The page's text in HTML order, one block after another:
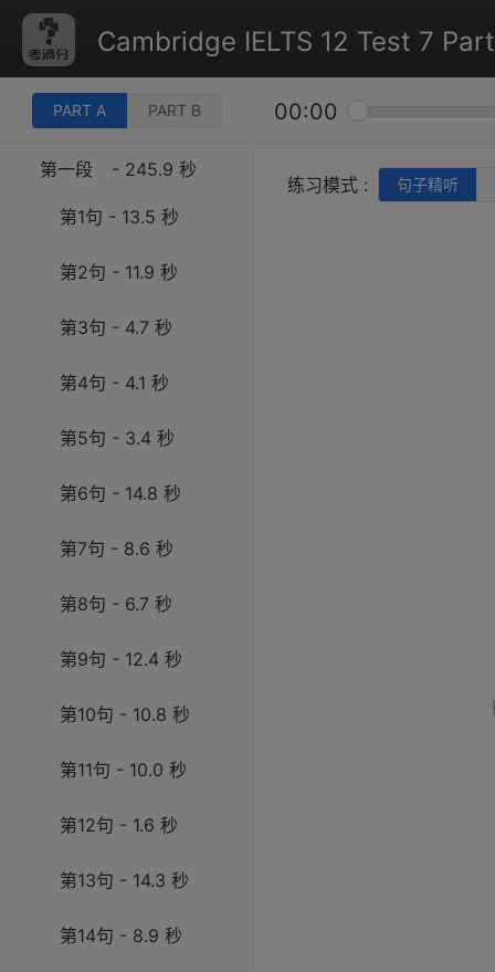
Cambridge IELTS 12 Test 7
PART A PART B 00:00
第一段 - 245.9 秒
第1句 - 13.5 秒
第2句 - 11.9 秒
第3句 - 4.7 秒
第4句 - 4.1 秒
第5句 - 3.4 秒
第6句 - 14.8 秒
第7句 - 8.6 秒
第8句 - 6.7 秒
第9句 - 12.4 秒
第10句 - 10.8 秒
第11句 - 10.0 秒
第12句 - 1.6 秒
第13句 - 14.3 秒
第14句 - 8.9 秒
练习模式 : 句子精听